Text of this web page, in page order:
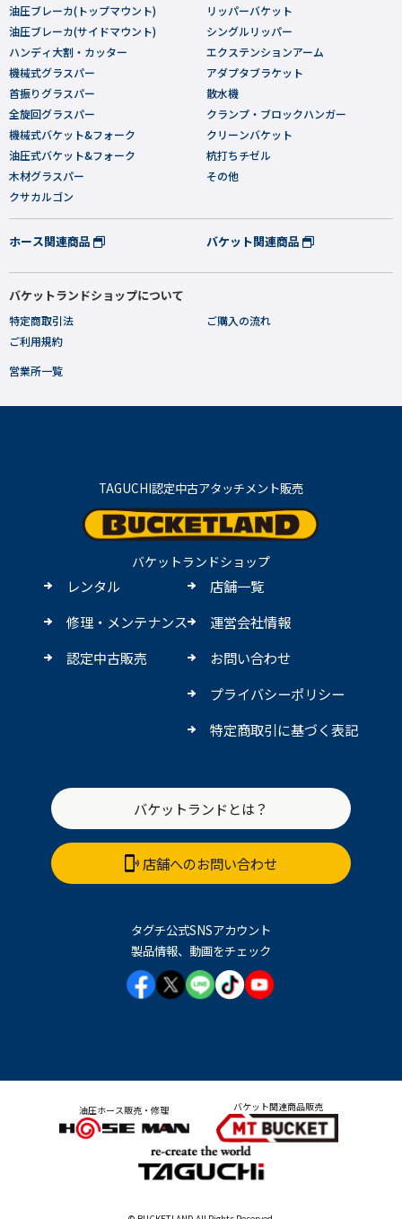
油圧ブレーカ(トップマウント)
油圧ブレーカ(サイドマウント)
ハンディ大割・カッター
機械式グラスパー
首振りグラスパー
全旋回グラスパー
機械式バケット&フォーク
油圧式バケット&フォーク
木材グラスパー
クサカルゴン
リッパーバケット
シングルリッパー
エクステンションアーム
アダプタブラケット
散水機
クランプ・ブロックハンガー
クリーンバケット
杭打ちチゼル
その他
ホース関連商品 バケット関連商品
バケットランドショップについて
特定商取引法
ご利用規約
ご購入の流れ
営業所一覧
TAGUCHI認定中古アタッチメント販売
バケットランドショップ
レンタル
修理・メンテナンス
認定中古販売
店舗一覧
運営会社情報
お問い合わせ
プライバシーポリシー
特定商取引に基づく表記
バケットランドとは？
店舗へのお問い合わせ
タグチ公式SNSアカウント
製品情報、動画をチェック
油圧ホース販売・修理 バケット関連商品販売